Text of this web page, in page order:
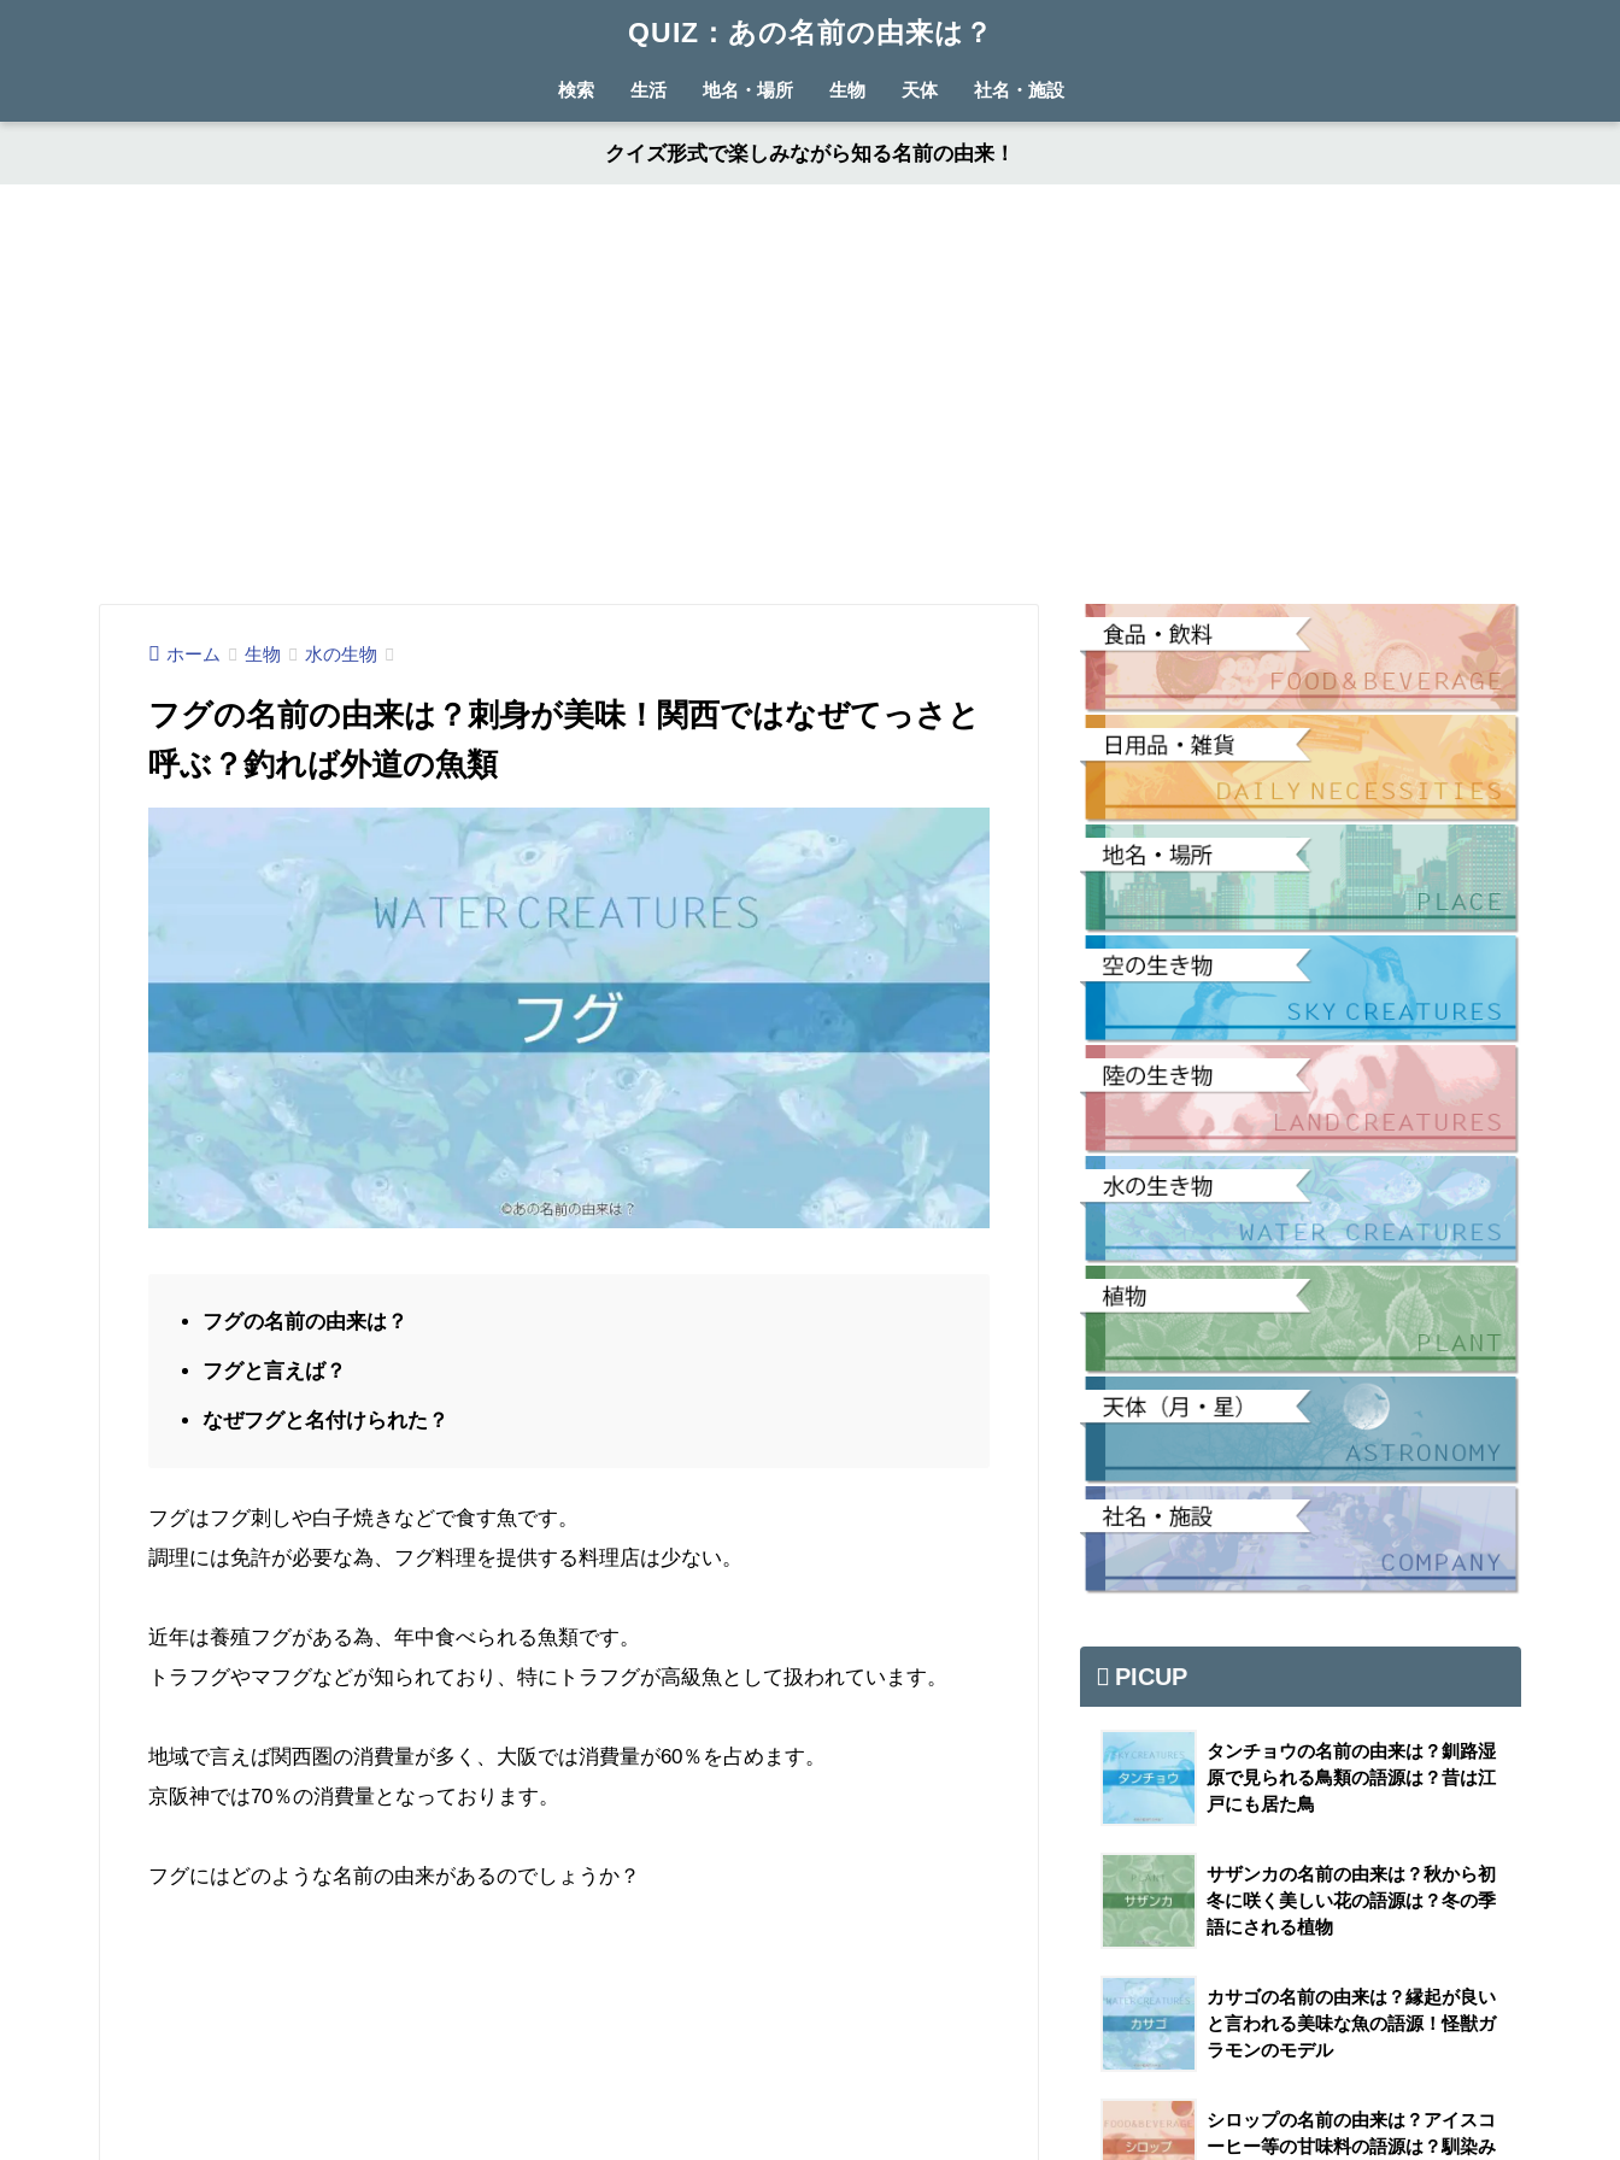
QUIZ：あの名前の由来は？
検索 生活 地名・場所 生物 天体 社名・施設
クイズ形式で楽しみながら知る名前の由来！
ホーム 生物 水の生物
フグの名前の由来は？刺身が美味！関西ではなぜてっさと
呼ぶ？釣れば外道の魚類
フグの名前の由来は？
フグと言えば？
なぜフグと名付けられた？
フグはフグ刺しや白子焼きなどで食す魚です。
調理には免許が必要な為、フグ料理を提供する料理店は少ない。
近年は養殖フグがある為、年中食べられる魚類です。
トラフグやマフグなどが知られており、特にトラフグが高級魚として扱われています。
地域で言えば関西圏の消費量が多く、大阪では消費量が60％を占めます。
京阪神では70％の消費量となっております。
フグにはどのような名前の由来があるのでしょうか？
PICUP
タンチョウの名前の由来は？釧路湿
原で見られる鳥類の語源は？昔は江
戸にも居た鳥
サザンカの名前の由来は？秋から初
冬に咲く美しい花の語源は？冬の季
語にされる植物
カサゴの名前の由来は？縁起が良い
と言われる美味な魚の語源！怪獣ガ
ラモンのモデル
シロップの名前の由来は？アイスコ
ーヒー等の甘味料の語源は？馴染み